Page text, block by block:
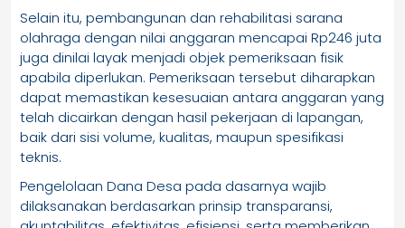
Selain itu, pembangunan dan rehabilitasi sarana
olahraga dengan nilai anggaran mencapai Rp246 juta
juga dinilai layak menjadi objek pemeriksaan fisik
apabila diperlukan. Pemeriksaan tersebut diharapkan
dapat memastikan kesesuaian antara anggaran yang
telah dicairkan dengan hasil pekerjaan di lapangan,
baik dari sisi volume, kualitas, maupun spesifikasi
teknis.
Pengelolaan Dana Desa pada dasarnya wajib
dilaksanakan berdasarkan prinsip transparansi,